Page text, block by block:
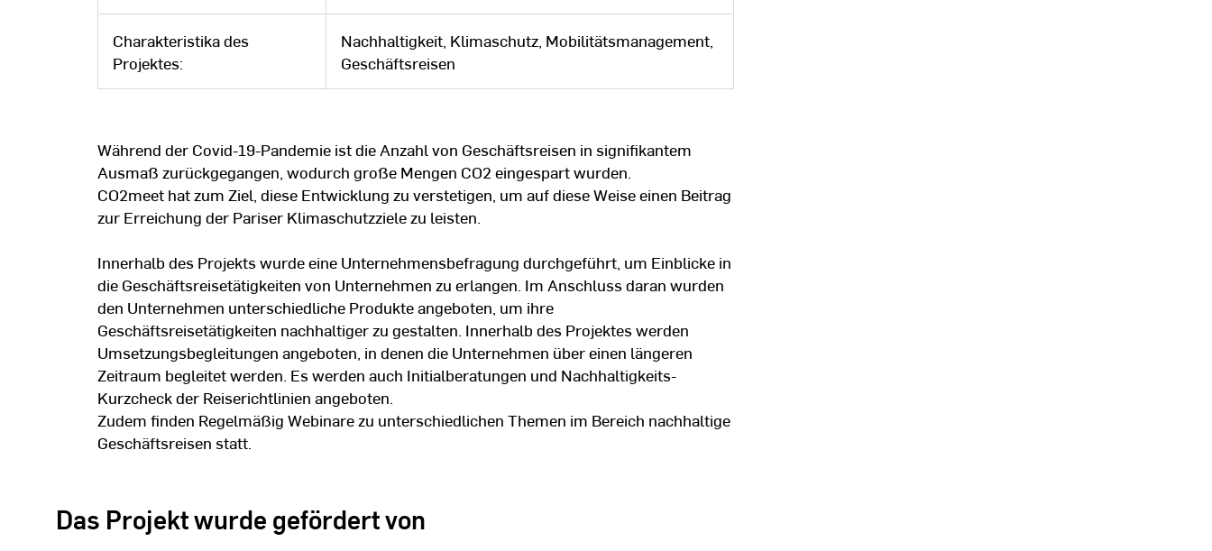
Charakteristika des
Projektes:
Nachhaltigkeit, Klimaschutz, Mobilitätsmanagement,
Geschäftsreisen
Während der Covid-19-Pandemie ist die Anzahl von Geschäftsreisen in signifikantem
Ausmaß zurückgegangen, wodurch große Mengen CO2 eingespart wurden.
CO2meet hat zum Ziel, diese Entwicklung zu verstetigen, um auf diese Weise einen Beitrag
zur Erreichung der Pariser Klimaschutzziele zu leisten.
Innerhalb des Projekts wurde eine Unternehmensbefragung durchgeführt, um Einblicke in
die Geschäftsreisetätigkeiten von Unternehmen zu erlangen. Im Anschluss daran wurden
den Unternehmen unterschiedliche Produkte angeboten, um ihre
Geschäftsreisetätigkeiten nachhaltiger zu gestalten. Innerhalb des Projektes werden
Umsetzungsbegleitungen angeboten, in denen die Unternehmen über einen längeren
Zeitraum begleitet werden. Es werden auch Initialberatungen und Nachhaltigkeits-
Kurzcheck der Reiserichtlinien angeboten.
Zudem finden Regelmäßig Webinare zu unterschiedlichen Themen im Bereich nachhaltige
Geschäftsreisen statt.
Das Projekt wurde gefördert von